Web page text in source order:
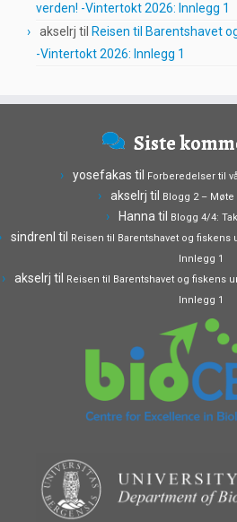
verden! -Vintertokt 2026: Innlegg 1
akselrj til Reisen til Barentshavet
-Vintertokt 2026: Innlegg 1
Siste
yosefakas til Forberedelser til
akselrj til Blogg 2 –
Hanna til Blogg 4/4:
sindrenl til Reisen til Barentshavet og fiskens
Innlegg 1
akselrj til Reisen til Barentshavet og fiskens
Innlegg 1